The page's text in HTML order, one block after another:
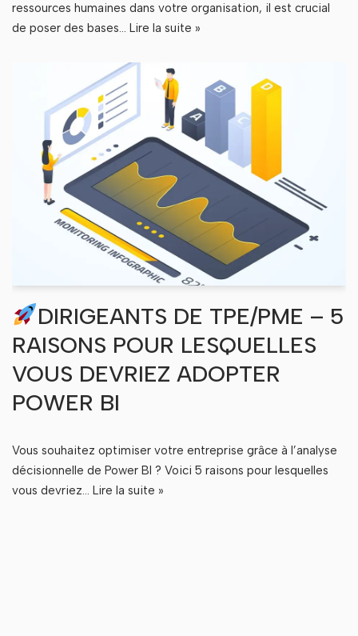
ressources humaines dans votre organisation, il est crucial
de poser des bases… Lire la suite »
DIRIGEANTS DE TPE/PME – 5
RAISONS POUR LESQUELLES
VOUS DEVRIEZ ADOPTER
POWER BI
Vous souhaitez optimiser votre entreprise grâce à l’analyse
décisionnelle de Power BI ? Voici 5 raisons pour lesquelles
vous devriez… Lire la suite »